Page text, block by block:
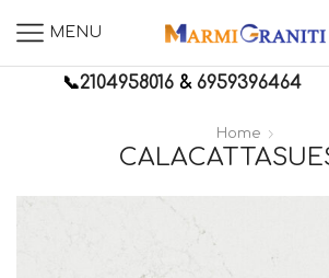
MENU
📞2104958016 &6959396464
Home